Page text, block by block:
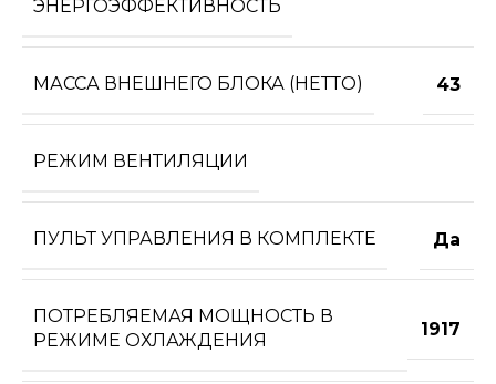
ЭНЕРГОЭФФЕКТИВНОСТЬ
МАССА ВНЕШНЕГО БЛОКА (НЕТТО) 43
РЕЖИМ ВЕНТИЛЯЦИИ
ПУЛЬТ УПРАВЛЕНИЯ В КОМПЛЕКТЕ Да
ПОТРЕБЛЯЕМАЯ МОЩНОСТЬ В
РЕЖИМЕ ОХЛАЖДЕНИЯ
1917